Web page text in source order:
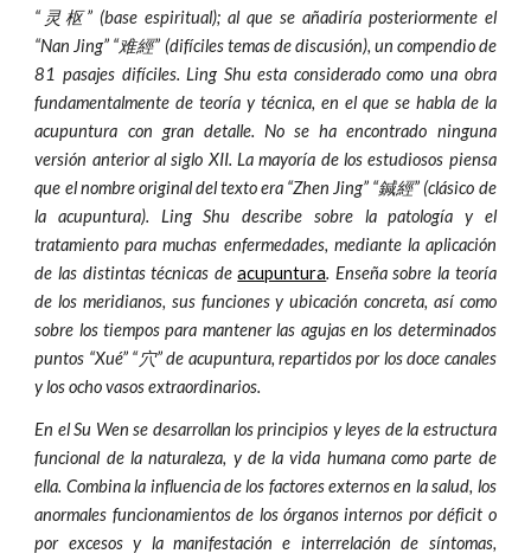
“灵枢” (base espiritual); al que se añadiría posteriormente el
“Nan Jing” “难經” (difíciles temas de discusión), un compendio de
81 pasajes difíciles. Ling Shu esta considerado como una obra
fundamentalmente de teoría y técnica, en el que se habla de la
acupuntura con gran detalle. No se ha encontrado ninguna
versión anterior al siglo XII. La mayoría de los estudiosos piensa
que el nombre original del texto era “Zhen Jing” “鍼經” (clásico de
la acupuntura). Ling Shu describe sobre la patología y el
tratamiento para muchas enfermedades, mediante la aplicación
de las distintas técnicas deacupuntura. Enseña sobre la teoría
de los meridianos, sus funciones y ubicación concreta, así como
sobre los tiempos para mantener las agujas en los determinados
puntos “Xué” “穴” de acupuntura, repartidos por los doce canales
y los ocho vasos extraordinarios.
En el Su Wen se desarrollan los principios y leyes de la estructura
funcional de la naturaleza, y de la vida humana como parte de
ella. Combina la influencia de los factores externos en la salud, los
anormales funcionamientos de los órganos internos por déficit o
por excesos y la manifestación e interrelación de síntomas,